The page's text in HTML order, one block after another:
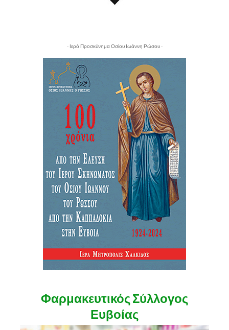
- Ιερό Προσκύνημα Οσίου Ιωάννη Ρώσου -
Φαρμακευτικός Σύλλογος
Ευβοίας